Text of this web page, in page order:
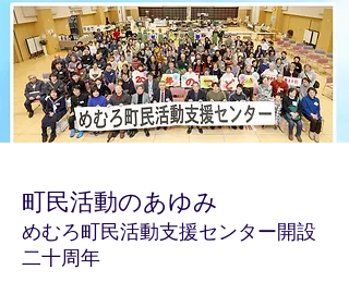
​町民活動のあゆみ
めむろ町民活動支援センター開設
二十周年